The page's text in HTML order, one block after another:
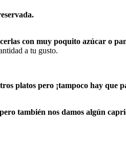
con muy poquito azúcar o
a tu gusto.
platos pero ¡tampoco hay que
también nos damos algún